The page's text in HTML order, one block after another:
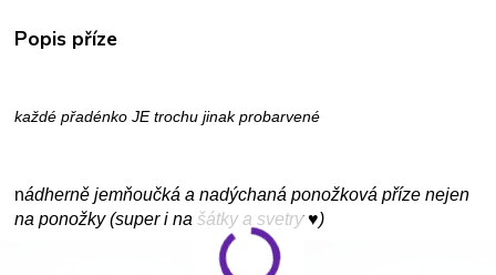
Popis příze
každé přadénko JE trochu jinak probarvené
nádherně jemňoučká a nadýchaná ponožková příze nejen
na ponožky (super i na šátky a svetry ♥)